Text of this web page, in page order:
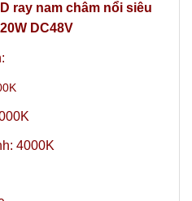
ray nam châm nổi siêu
DC48V
4000K